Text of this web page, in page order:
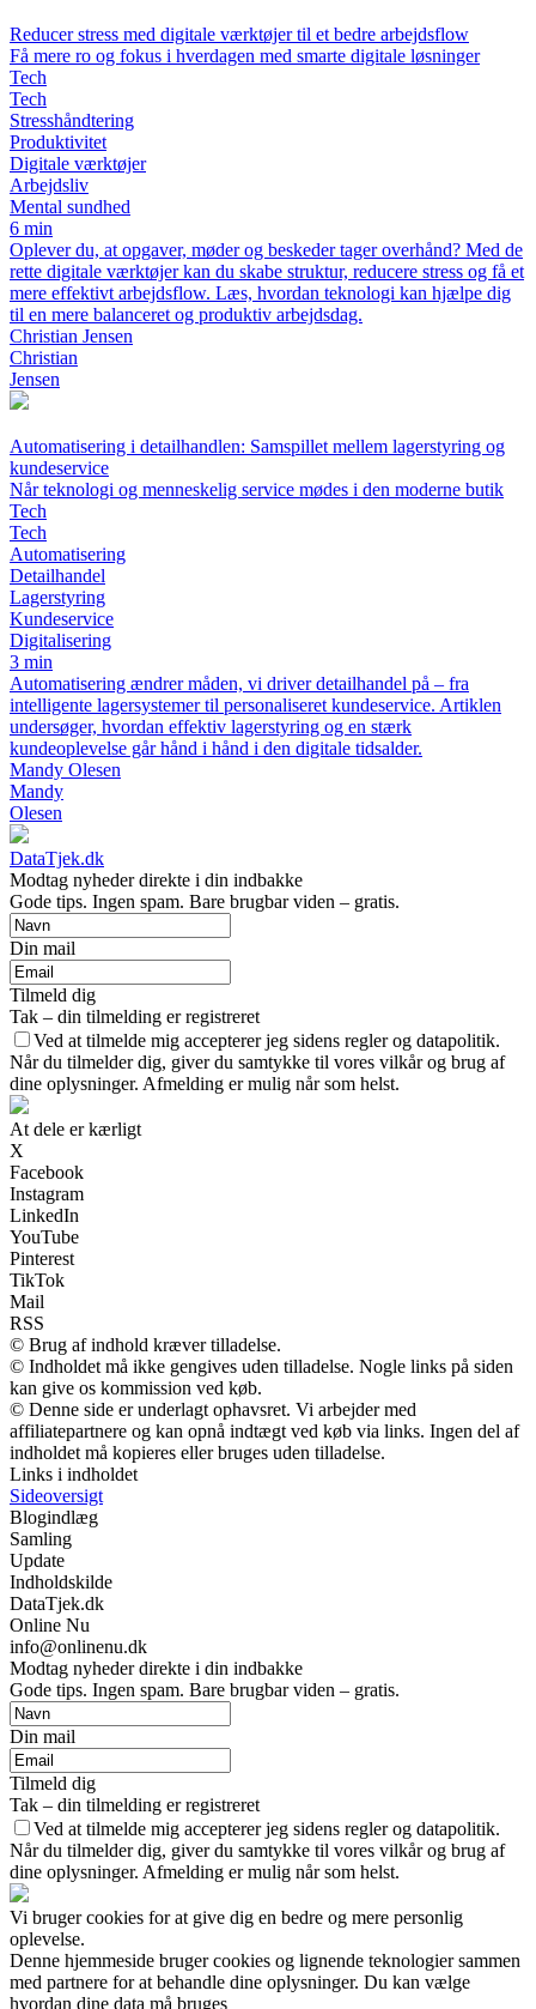
Reducer stress med digitale værktøjer til et bedre arbejdsflow
Få mere ro og fokus i hverdagen med smarte digitale løsninger
Tech
Tech
Stresshåndtering
Produktivitet
Digitale værktøjer
Arbejdsliv
Mental sundhed
6 min
Oplever du, at opgaver, møder og beskeder tager overhånd? Med de
rette digitale værktøjer kan du skabe struktur, reducere stress og få et
mere effektivt arbejdsflow. Læs, hvordan teknologi kan hjælpe dig
til en mere balanceret og produktiv arbejdsdag.
Christian Jensen
Christian
Jensen
Automatisering i detailhandlen: Samspillet mellem lagerstyring og
kundeservice
Når teknologi og menneskelig service mødes i den moderne butik
Tech
Tech
Automatisering
Detailhandel
Lagerstyring
Kundeservice
Digitalisering
3 min
Automatisering ændrer måden, vi driver detailhandel på – fra
intelligente lagersystemer til personaliseret kundeservice. Artiklen
undersøger, hvordan effektiv lagerstyring og en stærk
kundeoplevelse går hånd i hånd i den digitale tidsalder.
Mandy Olesen
Mandy
Olesen
DataTjek.dk
Modtag nyheder direkte i din indbakke
Gode tips. Ingen spam. Bare brugbar viden – gratis.
Din mail
Tilmeld dig
Tak – din tilmelding er registreret
Ved at tilmelde mig accepterer jeg sidens regler og datapolitik.
Når du tilmelder dig, giver du samtykke til vores vilkår og brug af
dine oplysninger. Afmelding er mulig når som helst.
At dele er kærligt
X
Facebook
Instagram
LinkedIn
YouTube
Pinterest
TikTok
Mail
RSS
© Brug af indhold kræver tilladelse.
© Indholdet må ikke gengives uden tilladelse. Nogle links på siden
kan give os kommission ved køb.
© Denne side er underlagt ophavsret. Vi arbejder med
affiliatepartnere og kan opnå indtægt ved køb via links. Ingen del af
indholdet må kopieres eller bruges uden tilladelse.
Links i indholdet
Sideoversigt
Blogindlæg
Samling
Update
Indholdskilde
DataTjek.dk
Online Nu
info@onlinenu.dk
Modtag nyheder direkte i din indbakke
Gode tips. Ingen spam. Bare brugbar viden – gratis.
Din mail
Tilmeld dig
Tak – din tilmelding er registreret
Ved at tilmelde mig accepterer jeg sidens regler og datapolitik.
Når du tilmelder dig, giver du samtykke til vores vilkår og brug af
dine oplysninger. Afmelding er mulig når som helst.
Vi bruger cookies for at give dig en bedre og mere personlig
oplevelse.
Denne hjemmeside bruger cookies og lignende teknologier sammen
med partnere for at behandle dine oplysninger. Du kan vælge
hvordan dine data må bruges